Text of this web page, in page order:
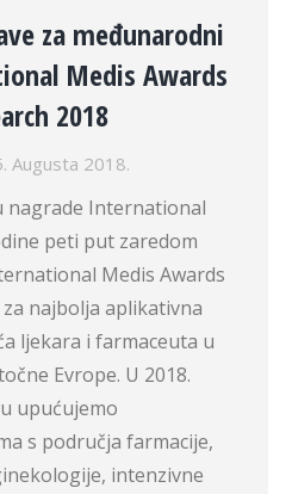
za međunarodni
Medis Awards
2018
Augusta 2018.
nagrade International
peti put zaredom
Medis Awards
najbolja aplikativna
ljekara i farmaceuta u
Evrope. U 2018.
upućujemo
s područja farmacije,
intenzivne